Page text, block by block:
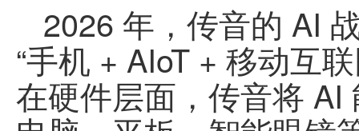
2026 年，传音的 AI
“手机 + AIoT + 移动互
在硬件层面，传音将